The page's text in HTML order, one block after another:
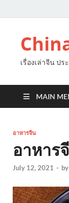
เรื่องเล่าจีน ป
MAIN
อาหารจีน
อาหาร
July 12, 2021 - by